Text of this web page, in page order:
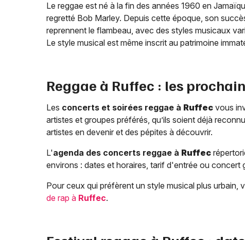
Le reggae est né à la fin des années 1960 en
regretté Bob Marley. Depuis cette époque, son
reprennent le flambeau, avec des styles musicaux
Le style musical est même inscrit au patrimoine
Reggae à Ruffec : les
Les concerts et soirées reggae à Ruffec vous
artistes et groupes préférés, qu’ils soient déjà
artistes en devenir et des pépites à découvrir.
L'agenda des concerts reggae à Ruffec
environs : dates et horaires, tarif d'entrée ou concert
Pour ceux qui préfèrent un style musical plus
de rap à Ruffec.